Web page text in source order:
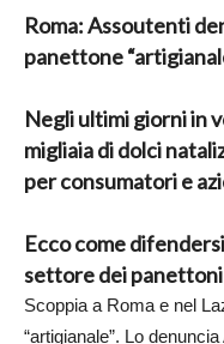
Roma: Assoutenti
panettone
Negli ultimi giorni in
migliaia di dolci
per consumatori e
Ecco come
settore dei
Scoppia a Roma e nel
“artigianale”. Lo